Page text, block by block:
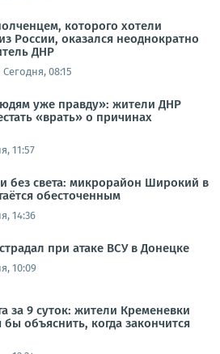
которого хотели
России, оказался неоднократно
ДНР
Сегодня, 08:15
уже правду»: жители ДНР
«врать» о причинах
11:57
без света: микрорайон Широкий в
обесточенным
14:36
при атаке ВСУ в Донецке
10:09
за 9 суток: жители Кременевки
бы объяснить, когда закончится